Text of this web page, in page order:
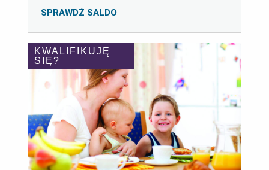
SPRAWDŹ SALDO
KWALIFIKUJĘ
SIĘ?